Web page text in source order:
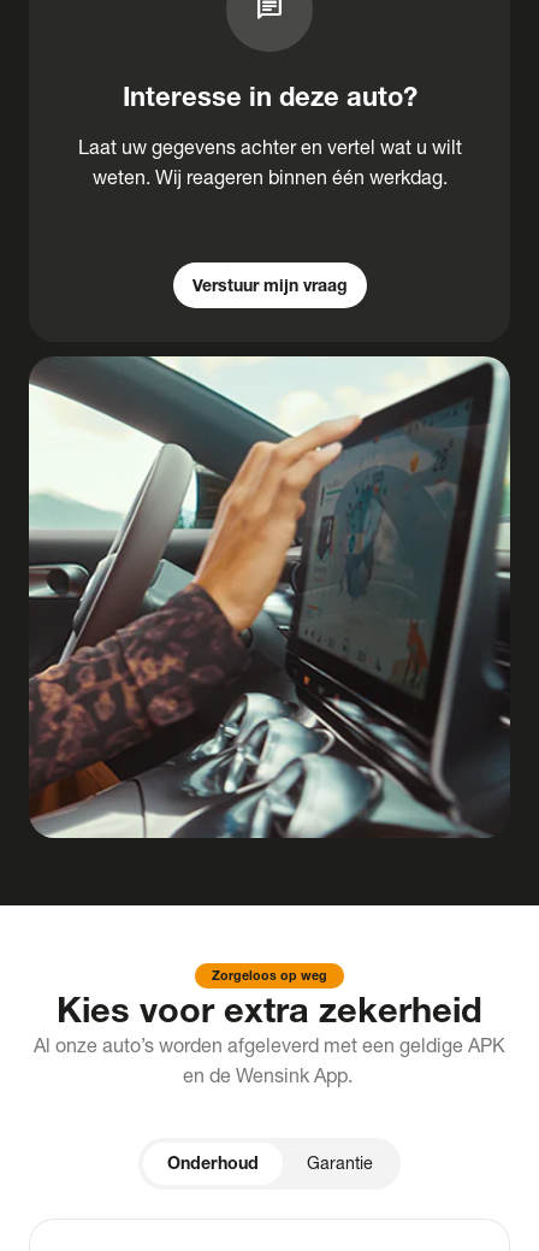
chat
Interesse in deze auto?
Laat uw gegevens achter en vertel wat u wilt
weten. Wij reageren binnen één werkdag.
Verstuur mijn vraag
Zorgeloos op weg
Kies voor extra zekerheid
Al onze auto’s worden afgeleverd met een geldige APK
en de Wensink App.
Onderhoud Garantie